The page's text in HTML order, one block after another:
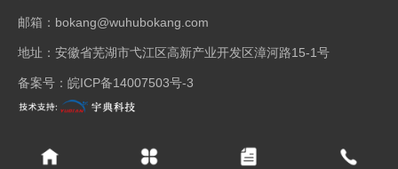
邮箱：bokang@wuhubokang.com
地址：安徽省芜湖市弋江区高新产业开发区漳河路15-1号
备案号： 皖ICP备14007503号-3